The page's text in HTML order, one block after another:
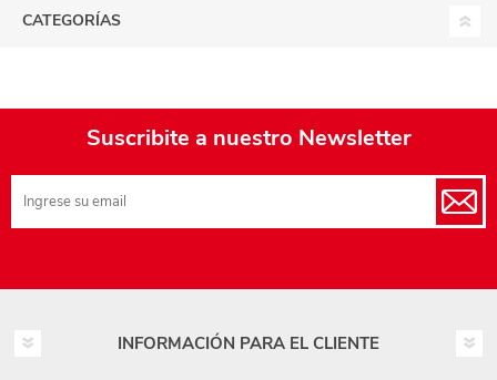
CATEGORÍAS
Suscribite a nuestro Newsletter
INFORMACIÓN PARA EL CLIENTE